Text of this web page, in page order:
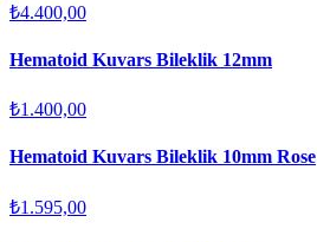
₺4.400,00
Hematoid Kuvars Bileklik 12mm
₺1.400,00
Hematoid Kuvars Bileklik 10mm Rose
₺1.595,00